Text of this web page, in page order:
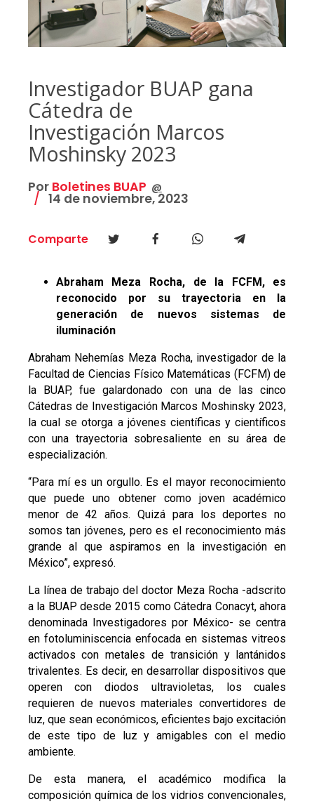
Investigador BUAP gana
Cátedra de
Investigación Marcos
Moshinsky 2023
Por Boletines BUAP @
14 de noviembre, 2023
Comparte
Abraham Meza Rocha, de la FCFM, es
reconocido por su trayectoria en la
generación de nuevos sistemas de
iluminación
Abraham Nehemías Meza Rocha, investigador de la
Facultad de Ciencias Físico Matemáticas (FCFM) de
la BUAP, fue galardonado con una de las cinco
Cátedras de Investigación Marcos Moshinsky 2023,
la cual se otorga a jóvenes científicas y científicos
con una trayectoria sobresaliente en su área de
especialización.
“Para mí es un orgullo. Es el mayor reconocimiento
que puede uno obtener como joven académico
menor de 42 años. Quizá para los deportes no
somos tan jóvenes, pero es el reconocimiento más
grande al que aspiramos en la investigación en
México”, expresó.
La línea de trabajo del doctor Meza Rocha -adscrito
a la BUAP desde 2015 como Cátedra Conacyt, ahora
denominada Investigadores por México- se centra
en fotoluminiscencia enfocada en sistemas vitreos
activados con metales de transición y lantánidos
trivalentes. Es decir, en desarrollar dispositivos que
operen con diodos ultravioletas, los cuales
requieren de nuevos materiales convertidores de
luz, que sean económicos, eficientes bajo excitación
de este tipo de luz y amigables con el medio
ambiente.
De esta manera, el académico modifica la
composición química de los vidrios convencionales,